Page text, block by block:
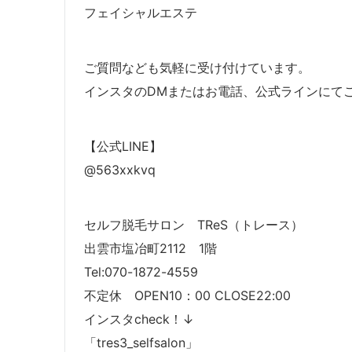
フェイシャルエステ
ご質問なども気軽に受け付けています。
インスタのDMまたはお電話、公式ラインにて
【公式LINE】
@563xxkvq
セルフ脱毛サロン TReS（トレース）
出雲市塩冶町2112 1階
Tel:070-1872-4559
不定休 OPEN10：00 CLOSE22:00
インスタcheck！↓
「tres3_selfsalon」